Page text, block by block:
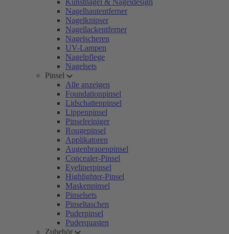
Kunstnägel & Nageldesign
Nagelhautentferner
Nagelknipser
Nagellackentferner
Nagelscheren
UV-Lampen
Nagelpflege
Nagelsets
Pinsel
Alle anzeigen
Foundationpinsel
Lidschattenpinsel
Lippenpinsel
Pinselreiniger
Rougepinsel
Applikatoren
Augenbrauenpinsel
Concealer-Pinsel
Eyelinerpinsel
Highlighter-Pinsel
Maskenpinsel
Pinselsets
Pinseltaschen
Puderpinsel
Puderquasten
Zubehör